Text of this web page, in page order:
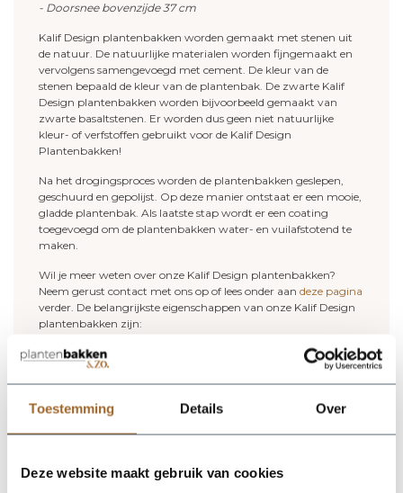
Toestemming Details Over
Deze website maakt gebruik van cookies
- Doorsnee bovenzijde 37 cm
Kalif Design plantenbakken worden gemaakt met stenen uit
de natuur. De natuurlijke materialen worden fijngemaakt en
vervolgens samengevoegd met cement. De kleur van de
stenen bepaald de kleur van de plantenbak. De zwarte Kalif
Design plantenbakken worden bijvoorbeeld gemaakt van
zwarte basaltstenen. Er worden dus geen niet natuurlijke
kleur- of verfstoffen gebruikt voor de Kalif Design
Plantenbakken!
Na het drogingsproces worden de plantenbakken geslepen,
geschuurd en gepolijst. Op deze manier ontstaat er een mooie,
gladde plantenbak. Als laatste stap wordt er een coating
toegevoegd om de plantenbakken water- en vuilafstotend te
maken.
Wil je meer weten over onze Kalif Design plantenbakken?
Neem gerust contact met ons op of lees onder aan deze pagina
verder. De belangrijkste eigenschappen van onze Kalif Design
plantenbakken zijn:
- 100% handwerk
- Minder dan 2% chemicaliën
- De plantenbakken zijn in combinatie met het gebruik van
hydrokorrels vorstbestendig tot min 10 graden.
- Voor zowel binnen als buiten te gebruiken
(buiten dient er een afwateringsgat geboord te worden)
De plantenbakken en bloempotten van Kalif Design noemen